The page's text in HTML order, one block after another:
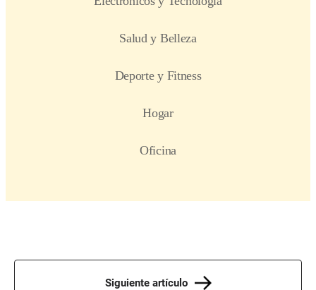
Siguiente artículo